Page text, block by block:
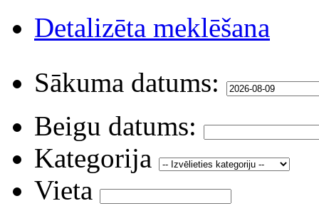
Detalizēta meklēšana
Sākuma datums:
Beigu datums:
Kategorija
Vieta